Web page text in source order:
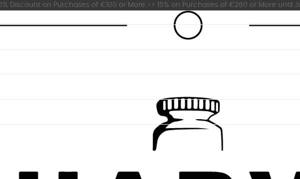
10% Discount on Purchases of €100 or More >> 15% on Purchases of €260 or More until